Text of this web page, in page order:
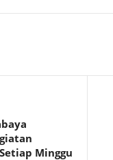
Minggu